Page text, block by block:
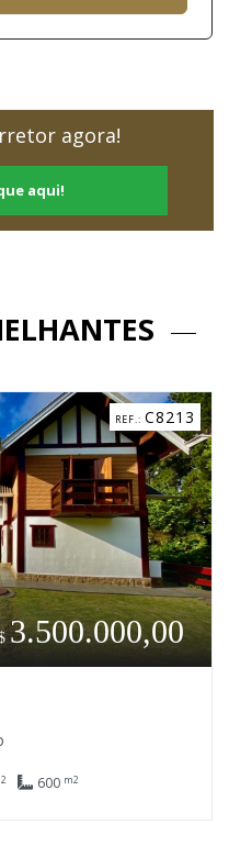
agora!
aqui!
C8213
3.500.000,00
600 m2